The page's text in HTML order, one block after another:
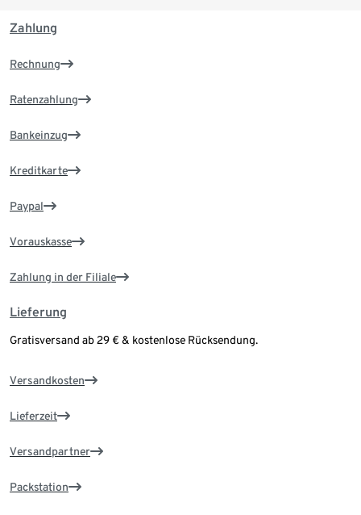
Zahlung
Rechnung
Ratenzahlung
Bankeinzug
Kreditkarte
Paypal
Vorauskasse
Zahlung in der Filiale
Lieferung
Gratisversand ab 29 € & kostenlose Rücksendung.
Versandkosten
Lieferzeit
Versandpartner
Packstation